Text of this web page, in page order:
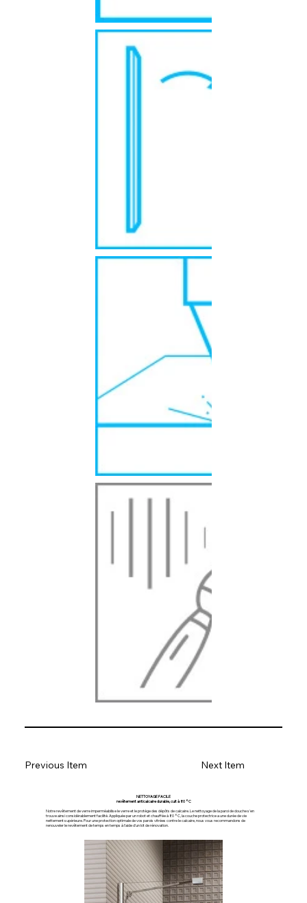
Next Item
Previous Item
NETTOYAGE FACILE
revêtement anticalcaire durable, cuit à 80 °C
Notre revêtement de verre imperméabilise le verre et le protège des dépôts de calcaire. Le nettoyage de la paroi de douche s'en
trouve ainsi considérablement facilité. Appliquée par un robot et chauffée à 80 °C, la couche protectrice a une durée de vie
nettement supérieure. Pour une protection optimale de vos parois vitrées contre le calcaire, nous vous recommandons de
renouveler le revêtement de temps en temps à l'aide d'un kit de rénovation.